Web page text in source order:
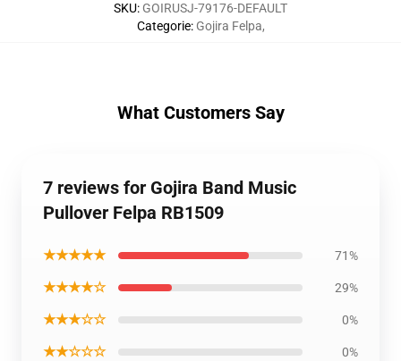
SKU: GOIRUSJ-79176-DEFAULT
Categorie: Gojira Felpa,
What Customers Say
7 reviews for Gojira Band Music
Pullover Felpa RB1509
★★★★★ 71%
★★★★☆ 29%
★★★☆☆ 0%
★★☆☆☆ 0%